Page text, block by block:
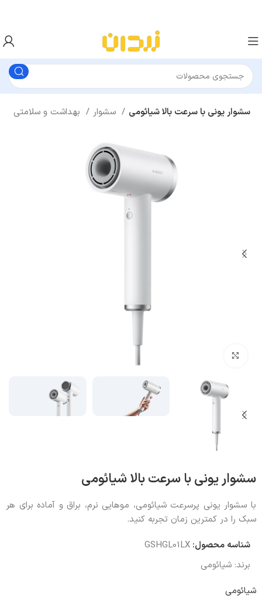
سشوار سشوار یونی با سرعت بالا شیائومی
سشوار یونی با سرعت بالا شیائومی
با سشوار یونی پرسرعت شیائومی، موهایی نرم، براق و آماده برای هر
سبک را در کمترین زمان تجربه کنید.
شناسه محصول:GSHGL01LX
برند:شیائومی
شیائومی